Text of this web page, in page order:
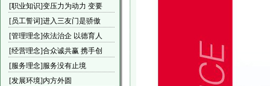
[职业知识]变压力为动力 变要
[员工誓词]进入三友门是骄傲
[管理理念]依法治企 以德育人
[经营理念]合众诚共赢 携手创
[服务理念]服务没有止境
[发展环境]内方外圆